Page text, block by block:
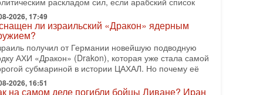
2026, 08:42
отменил удар по Ирану - НОВОСТИ
08/2026
США Дональд Трамп сегодня заявил об
подготовленного удара по Ирану после
Тегерана и других стран региона. По его
2026, 17:50
2026, 17:49
ли израильский «Дракон» ядерным
получил от Германии новейшую подводную
АХИ «Дракон» (Drakon), которая уже стала самой
субмариной в истории ЦАХАЛ. Но почему её
2026, 16:51
на самом деле погибли бойцы Ливане? Иран